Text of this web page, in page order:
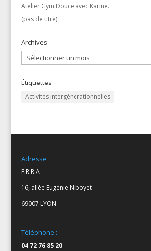
Atelier Gym.Douce avec Karine.
(pas de titre)
Archives
Archives
Étiquettes
Activités intergénérationnelles
Adresse :
F.R.R.A
16, allée Eugénie Niboyet
69007 LYON
Téléphone :
04 72 76 85 20